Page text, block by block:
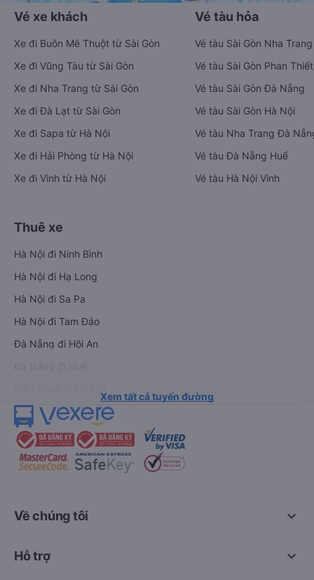
Vé xe khách
Xe đi Buôn Mê Thuột từ Sài Gòn
Xe đi Vũng Tàu từ Sài Gòn
Xe đi Nha Trang từ Sài Gòn
Xe đi Đà Lạt từ Sài Gòn
Xe đi Sapa từ Hà Nội
Xe đi Hải Phòng từ Hà Nội
Xe đi Vinh từ Hà Nội
Vé tàu hỏa
Vé tàu Sài Gòn Nha Trang
Vé tàu Sài Gòn Phan Thiết
Vé tàu Sài Gòn Đà Nẵng
Vé tàu Sài Gòn Hà Nội
Vé tàu Nha Trang Đà
Vé tàu Đà Nẵng Huế
Vé tàu Hà Nội Vinh
Thuê xe
Hà Nội đi Ninh Bình
Hà Nội đi Hạ Long
Hà Nội đi Sa Pa
Hà Nội đi Tam Đảo
Đà Nẵng đi Hội An
Xem tất cả tuyến đường
keyboard_arrow_down
Về chúng tôi
keyboard_arrow_down
Hỗ trợ